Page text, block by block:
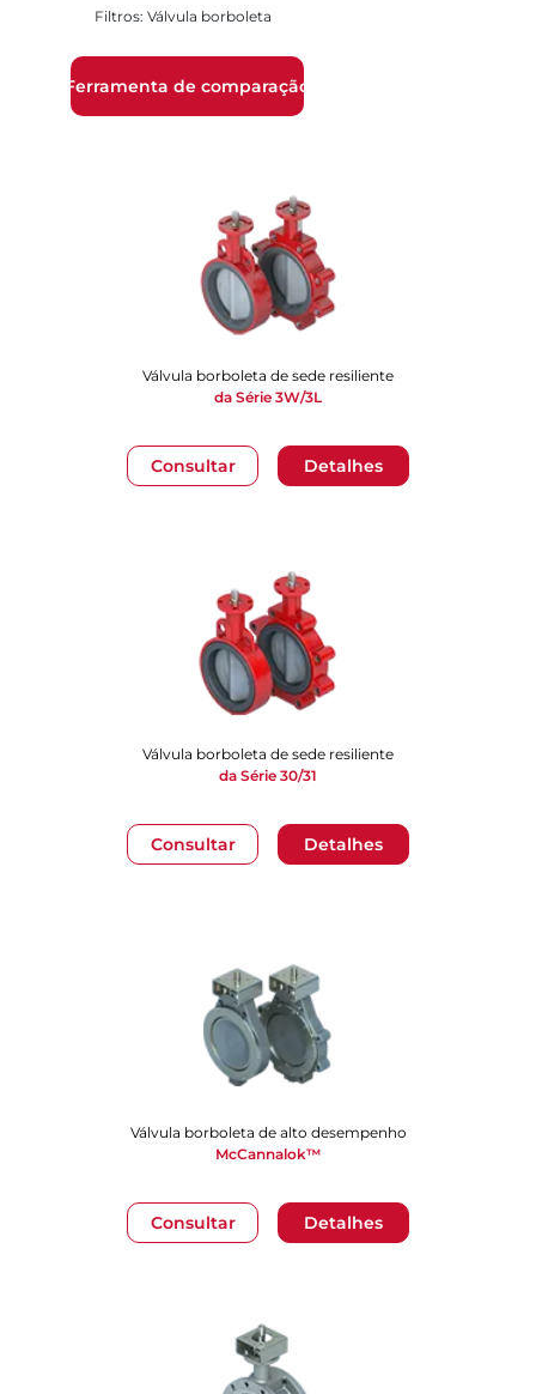
Filtros: Válvula borboleta
Ferramenta de comparação
Consultar Detalhes
Válvula borboleta de sede resiliente
da Série 3W/3L
Consultar Detalhes
Válvula borboleta de sede resiliente
da Série 30/31
Consultar Detalhes
Válvula borboleta de alto desempenho
McCannalok™